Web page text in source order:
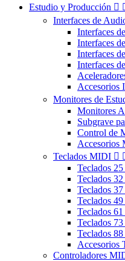
Estudio y Producción 
Interfaces de
Interfaces
Interfaces
Interfaces
Interfaces
Accesorios
Monitores de
Monitores
Subgrave
Control de
Accesorios
Teclados MIDI 
Teclados 25
Teclados 32
Teclados 37
Teclados 49
Teclados 61
Teclados 73
Teclados 88
Accesorios
Controladores